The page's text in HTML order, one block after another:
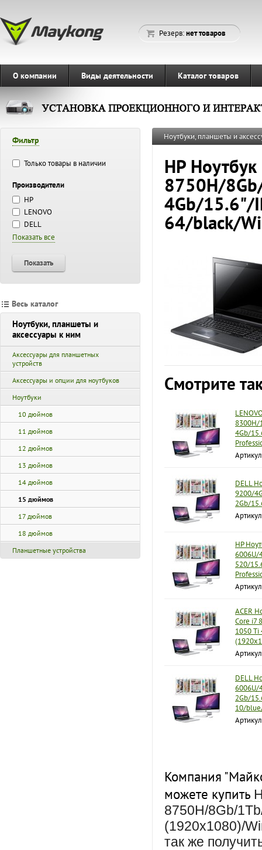
Резерв:нет товаров
О компании Виды деятельности Каталог товаров
Фильтр
Только товары в наличии
Производители
HP
LENOVO
DELL
Показать все
Показать
Весь каталог
Ноутбуки, планшеты и
аксессуары к ним
Аксессуары для планшетных
устройств
Аксессуары и опции для ноутбуков
Ноутбуки
10 дюймов
11 дюймов
12 дюймов
13 дюймов
14 дюймов
15 дюймов
17 дюймов
18 дюймов
Планшетные устройства
Ноутбуки, планшеты и
HP
8750H/
4Gb/15.6"/
64/black/
Смотрите
8300H/
4Gb/
DELL
9200/
2Gb/
HP
6006U/
520/
ACER
Core i7
1050 Ti
DELL
6006U/
2Gb/
10/
Компания
можете купить
8750H/8Gb/
(1920x1080)/
так же